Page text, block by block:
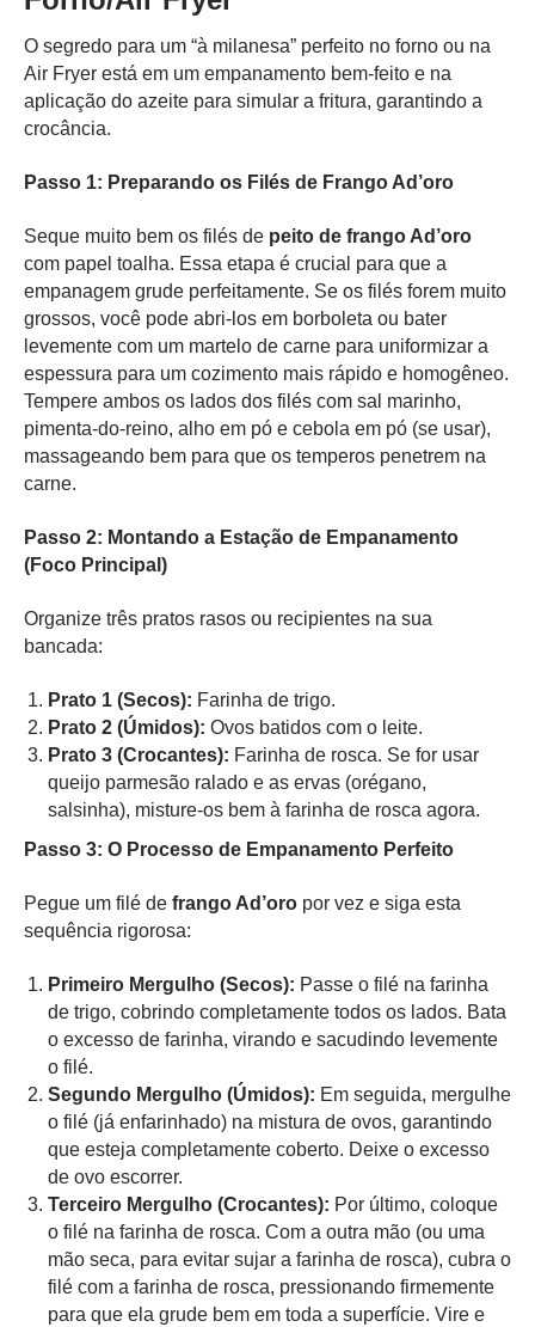
O segredo para um “à milanesa” perfeito no forno ou na
Air Fryer está em um empanamento bem-feito e na
aplicação do azeite para simular a fritura, garantindo a
crocância.
Passo 1: Preparando os Filés de Frango Ad’oro
Seque muito bem os filés de peito de frango Ad’oro
com papel toalha. Essa etapa é crucial para que a
empanagem grude perfeitamente. Se os filés forem muito
grossos, você pode abri-los em borboleta ou bater
levemente com um martelo de carne para uniformizar a
espessura para um cozimento mais rápido e homogêneo.
Tempere ambos os lados dos filés com sal marinho,
pimenta-do-reino, alho em pó e cebola em pó (se usar),
massageando bem para que os temperos penetrem na
carne.
Passo 2: Montando a Estação de Empanamento
(Foco Principal)
Organize três pratos rasos ou recipientes na sua
bancada:
Prato 1 (Secos): Farinha de trigo.
Prato 2 (Úmidos): Ovos batidos com o leite.
Prato 3 (Crocantes): Farinha de rosca. Se for usar
queijo parmesão ralado e as ervas (orégano,
salsinha), misture-os bem à farinha de rosca agora.
Passo 3: O Processo de Empanamento Perfeito
Pegue um filé de frango Ad’oro por vez e siga esta
sequência rigorosa:
Primeiro Mergulho (Secos): Passe o filé na farinha
de trigo, cobrindo completamente todos os lados. Bata
o excesso de farinha, virando e sacudindo levemente
o filé.
Segundo Mergulho (Úmidos): Em seguida, mergulhe
o filé (já enfarinhado) na mistura de ovos, garantindo
que esteja completamente coberto. Deixe o excesso
de ovo escorrer.
Terceiro Mergulho (Crocantes): Por último, coloque
o filé na farinha de rosca. Com a outra mão (ou uma
mão seca, para evitar sujar a farinha de rosca), cubra o
filé com a farinha de rosca, pressionando firmemente
para que ela grude bem em toda a superfície. Vire e